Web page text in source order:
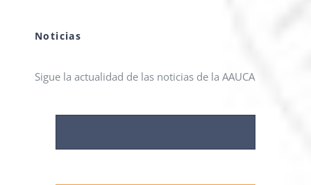
Noticias
Sigue la actualidad de las noticias de la AAUCA